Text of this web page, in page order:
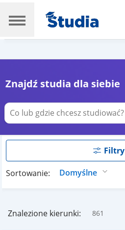
Znajdź studia dla siebie
Filtry
Sortowanie:
Znalezione kierunki: 861